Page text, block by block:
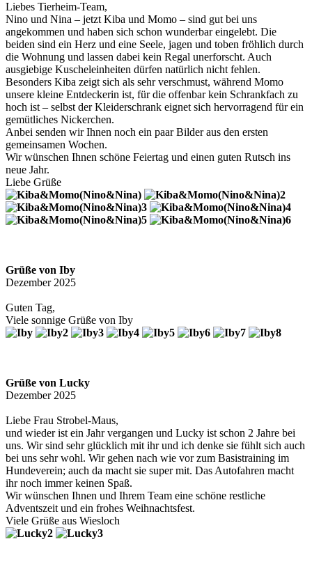
Liebes Tierheim-Team,
Nino und Nina – jetzt Kiba und Momo – sind gut bei uns
angekommen und haben sich schon wunderbar eingelebt. Die
beiden sind ein Herz und eine Seele, jagen und toben fröhlich durch
die Wohnung und lassen dabei kein Regal unerforscht. Auch
ausgiebige Kuscheleinheiten dürfen natürlich nicht fehlen.
Besonders Kiba zeigt sich als sehr verschmust, während Momo
unsere kleine Entdeckerin ist, für die offenbar kein Schrankfach zu
hoch ist – selbst der Kleiderschrank eignet sich hervorragend für ein
gemütliches Nickerchen.
Anbei senden wir Ihnen noch ein paar Bilder aus den ersten
gemeinsamen Wochen.
Wir wünschen Ihnen schöne Feiertag und einen guten Rutsch ins
neue Jahr.
Liebe Grüße
Grüße von Iby
Dezember 2025
Guten Tag,
Viele sonnige Grüße von Iby
Grüße von Lucky
Dezember 2025
Liebe Frau Strobel-Maus,
und wieder ist ein Jahr vergangen und Lucky ist schon 2 Jahre bei
uns. Wir sind sehr glücklich mit ihr und ich denke sie fühlt sich auch
bei uns sehr wohl. Wir gehen nach wie vor zum Basistraining im
Hundeverein; auch da macht sie super mit. Das Autofahren macht
ihr noch immer keinen Spaß.
Wir wünschen Ihnen und Ihrem Team eine schöne restliche
Adventszeit und ein frohes Weihnachtsfest.
Viele Grüße aus Wiesloch